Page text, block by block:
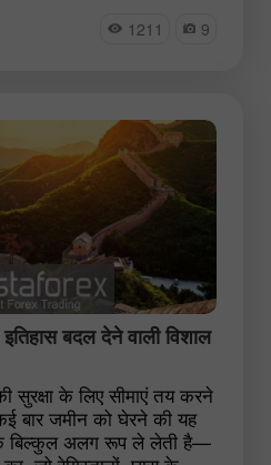
1211 9
बदल देने वाली विशाल
सुरक्षा के लिए सीमाएं तय करने
बार जमीन को घेरने की यह
एक बिल्कुल अलग रूप ले लेती है—